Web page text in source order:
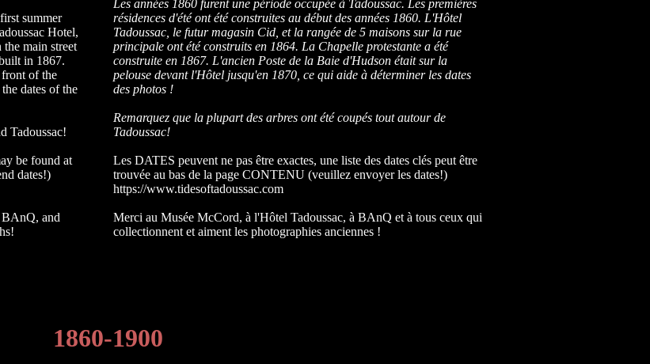
summer
Hotel,
main street
in 1867.
of the
dates of the
Tadoussac!
be found at
dates!)
BAnQ, and
Les années 1860 furent une période occupée à Tadoussac. Les premières
résidences d'été ont été construites au début des années 1860. L'Hôtel
Tadoussac, le futur magasin Cid, et la rangée de 5 maisons sur la rue
principale ont été construits en 1864. La Chapelle protestante a été
construite en 1867. L'ancien Poste de la Baie d'Hudson était sur la
pelouse devant l'Hôtel jusqu'en 1870, ce qui aide à déterminer les dates
des photos !
Remarquez que la plupart des arbres ont été coupés tout autour de
Tadoussac!
Les DATES peuvent ne pas être exactes, une liste des dates clés peut être
trouvée au bas de la page CONTENU (veuillez envoyer les dates!)
https://www.tidesoftadoussac.com
Merci au Musée McCord, à l'Hôtel Tadoussac, à BAnQ et à tous ceux qui
collectionnent et aiment les photographies anciennes !
1860-1900